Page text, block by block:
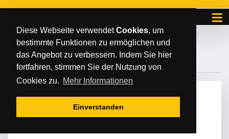
Diese Webseite verwendetCookies, um
bestimmte Funktionen zu ermöglichen und
das Angebot zu verbessern. Indem Sie hier
fortfahren, stimmen Sie der Nutzung von
Cookies zu. Mehr Informationen
Einverstanden
#EDELFAN
30. Oktober 2024